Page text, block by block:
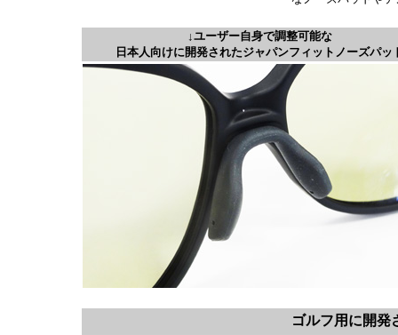
↓ユーザー自身で調整可能な
日本人向けに開発されたジャパンフィットノーズパッ
ゴルフ用に開発